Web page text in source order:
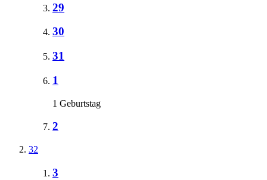
29
30
31
1
1 Geburtstag
2
32
3